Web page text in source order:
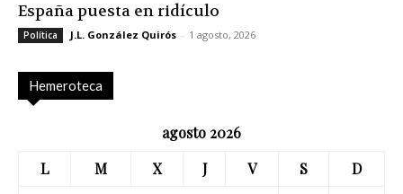
España puesta en ridículo
Política J.L. González Quirós - 1 agosto, 2026
Hemeroteca
agosto 2026
L
M X J V S
D